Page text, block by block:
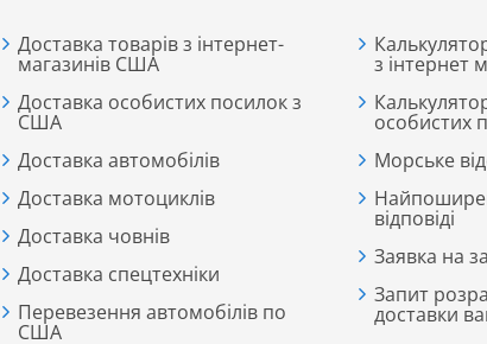
Доставка товарів з інтернет-
магазинів США
Доставка особистих посилок з
США
Доставка автомобілів
Доставка мотоциклів
Доставка човнів
Доставка спецтехніки
Перевезення автомобілів по
США
з інтернет
особистих
Морське
відповіді
Заявка на
Запит
доставки